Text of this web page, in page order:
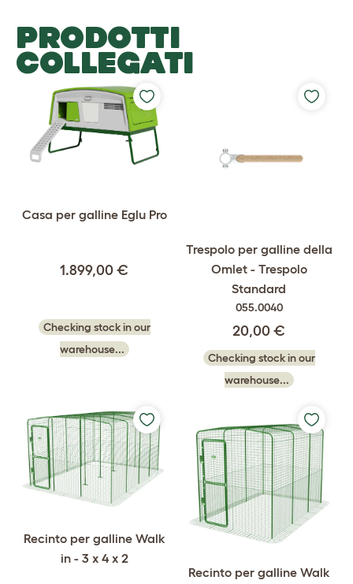
PRODOTTI
COLLEGATI
Casa per galline Eglu Pro
1.899,00 €
Checking stock in our
warehouse...
Trespolo per galline della
Omlet - Trespolo
Standard
055.0040
20,00 €
Checking stock in our
warehouse...
Recinto per galline Walk
in - 3 x 4 x 2
Recinto per galline Walk